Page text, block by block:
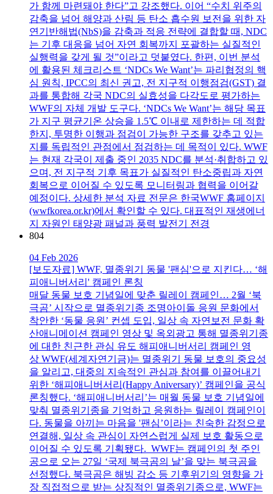
가 함께 마련돼야 한다”고 강조했다. 이어 “수치 위주의
감축을 넘어 해양과 산림 등 탄소 흡수원 보전을 위한 자
연기반해법(NbS)을 감축과 적응 전략에 결합할 때, NDC
는 기후 대응을 넘어 자연 회복까지 포괄하는 실질적인
실행력을 갖게 될 것”이라고 덧붙였다. 한편, 이번 분석
에 활용된 체크리스트 ‘NDCs We Want’는 파리협정의 핵
심 원칙, IPCC의 최신 권고, 전 지구적 이행점검(GST) 결
과를 통합해 각국 NDC의 실효성을 다각도로 평가하는
WWF의 자체 개발 도구다. ‘NDCs We Want’는 해당 목표
가 지구 평균기온 상승을 1.5℃ 이내로 제한하는 데 적합
한지, 투명한 이행과 점검이 가능한 구조를 갖추고 있는
지를 독립적인 관점에서 점검하는 데 목적이 있다. WWF
는 현재 각국이 제출 중인 2035 NDC를 분석·취합하고 있
으며, 전 지구적 기후 목표가 실질적인 탄소중립과 자연
회복으로 이어질 수 있도록 모니터링과 협력을 이어갈
예정이다. 상세한 분석 자료 전문은 한국WWF 홈페이지
(wwfkorea.or.kr)에서 확인할 수 있다. 대표적인 재생에너
지 자원인 태양광 패널과 풍력 발전기 전경
804
04 Feb 2026
[보도자료] WWF, 멸종위기 동물 '팬심'으로 지킨다… ‘해
피애니버서리' 캠페인 론칭
매달 동물 보호 기념일에 맞춘 릴레이 캠페인… 2월 ‘북
극곰’ 시작으로 멸종위기종 조명아이돌 응원 문화에서
착안한 ‘동물 응원’ 컨셉 도입, 일상 속 자연보전 문화 확
산애니메이션 캠페인 영상 및 옥외광고 통해 멸종위기종
에 대한 친근한 관심 유도 해피애니버서리 캠페인 영
상 WWF(세계자연기금)는 멸종위기 동물 보호의 중요성
을 알리고, 대중의 지속적인 관심과 참여를 이끌어내기
위한 ‘해피애니버서리(Happy Aniversary)’ 캠페인을 공식
론칭했다. ‘해피애니버서리’는 매월 동물 보호 기념일에
맞춰 멸종위기종을 기억하고 응원하는 릴레이 캠페인이
다. 동물을 아끼는 마음을 '팬심’이라는 친숙한 감정으로
연결해, 일상 속 관심이 자연스럽게 실제 보호 활동으로
이어질 수 있도록 기획됐다. WWF는 캠페인의 첫 주인
공으로 오는 27일 ‘국제 북극곰의 날’을 맞는 북극곰을
선정했다. 북극곰은 해빙 감소 등 기후위기의 영향을 가
장 직접적으로 받는 상징적인 멸종위기종으로, WWF는